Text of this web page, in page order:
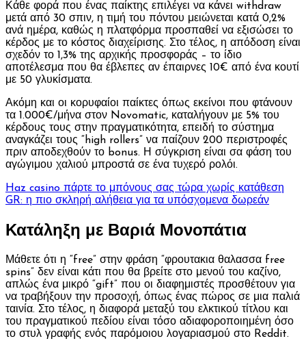
Κάθε φορά που ένας παίκτης επιλέγει να κάνει withdraw
μετά από 30 σπιν, η τιμή του πόντου μειώνεται κατά 0,2%
ανά ημέρα, καθώς η πλατφόρμα προσπαθεί να εξισώσει το
κέρδος με το κόστος διαχείρισης. Στο τέλος, η απόδοση είναι
σχεδόν το 1,3% της αρχικής προσφοράς – το ίδιο
αποτέλεσμα που θα έβλεπες αν έπαιρνες 10€ από ένα κουτί
με 50 γλυκίσματα.
Ακόμη και οι κορυφαίοι παίκτες όπως εκείνοι που φτάνουν
τα 1.000€/μήνα στον Novomatic, καταλήγουν με 5% του
κέρδους τους στην πραγματικότητα, επειδή το σύστημα
αναγκάζει τους “high rollers” να παίζουν 200 περιστροφές
πριν αποδεχθούν το bonus. Η σύγκριση είναι σα φάση του
αγώγιμου χαλιού μπροστά σε ένα τυχερό ρολόι.
Haz casino πάρτε το μπόνους σας τώρα χωρίς κατάθεση
GR: η πιο σκληρή αλήθεια για τα υπόσχομενα δωρεάν
Κατάληξη με Βαριά Μονοπάτια
Μάθετε ότι η “free” στην φράση “φρουτακια θαλασσα free
spins” δεν είναι κάτι που θα βρείτε στο μενού του καζίνο,
απλώς ένα μικρό “gift” που οι διαφημιστές προσθέτουν για
να τραβήξουν την προσοχή, όπως ένας πώρος σε μια παλιά
ταινία. Στο τέλος, η διαφορά μεταξύ του ελκτικού τίτλου και
του πραγματικού πεδίου είναι τόσο αδιαφοροποιημένη όσο
το στυλ γραφής ενός παρόμοιου λογαριασμού στο Reddit.